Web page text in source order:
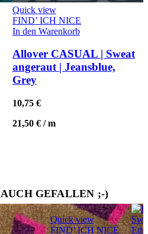
Quick view
FIND’ ICH NICE
In den Warenkorb
Allover CASUAL | Sweat
angeraut | Jeansblue,
Grey
10,75 €
21,50 € /m
GEFALLEN ;-)
Quick view
FIND’ ICH NICE